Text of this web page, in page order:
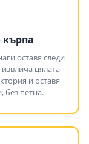
кърпа
оставя следи
цялата
и оставя
без петна.